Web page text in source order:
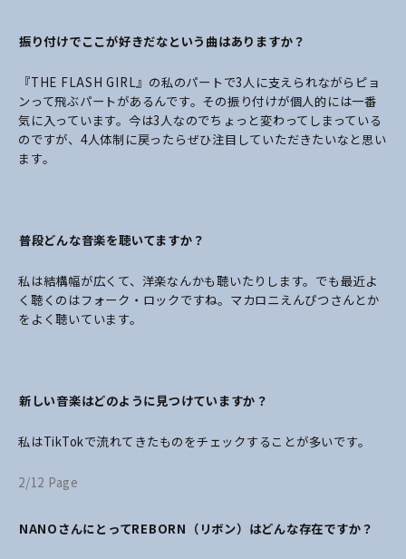
――振り付けでここが好きだなという曲はありますか？
『THE FLASH GIRL』の私のパートで3人に支えられながらピョ
ンって飛ぶパートがあるんです。その振り付けが個人的には一番
気に入っています。今は3人なのでちょっと変わってしまっている
のですが、4人体制に戻ったらぜひ注目していただきたいなと思い
ます。
――普段どんな音楽を聴いてますか？
私は結構幅が広くて、洋楽なんかも聴いたりします。でも最近よ
く聴くのはフォーク・ロックですね。マカロニえんぴつさんとか
をよく聴いています。
――新しい音楽はどのように見つけていますか？
私はTikTokで流れてきたものをチェックすることが多いです。
2/12 Page
――NANOさんにとってREBORN（リボン）はどんな存在ですか？